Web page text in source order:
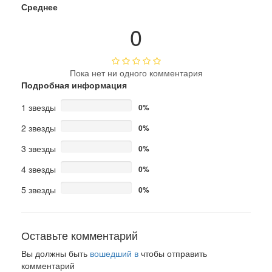
Среднее
0
Пока нет ни одного комментария
Подробная информация
1 звезды
0%
2 звезды 0%
3 звезды 0%
4 звезды 0%
5 звезды 0%
Оставьте комментарий
Вы должны быть вошедший в чтобы отправить
комментарий